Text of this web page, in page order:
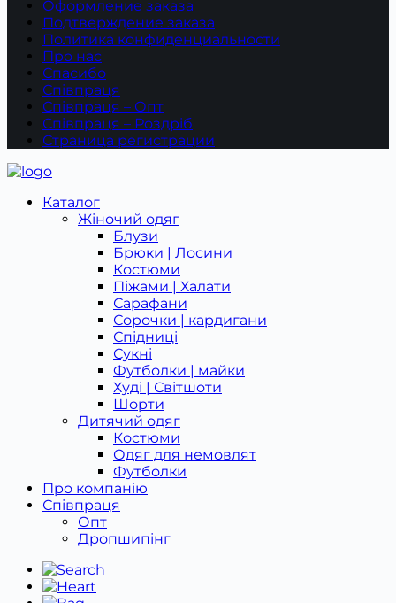
Оформление заказа
Подтверждение заказа
Политика конфиденциальности
Про нас
Спасибо
Співпраця
Співпраця – Опт
Співпраця – Роздріб
Страница регистрации
Каталог
Жіночий одяг
Блузи
Брюки | Лосини
Костюми
Піжами | Халати
Сарафани
Сорочки | кардигани
Спідниці
Сукні
Футболки | майки
Худі | Світшоти
Шорти
Дитячий одяг
Костюми
Одяг для немовлят
Футболки
Про компанію
Співпраця
Опт
Дропшипінг